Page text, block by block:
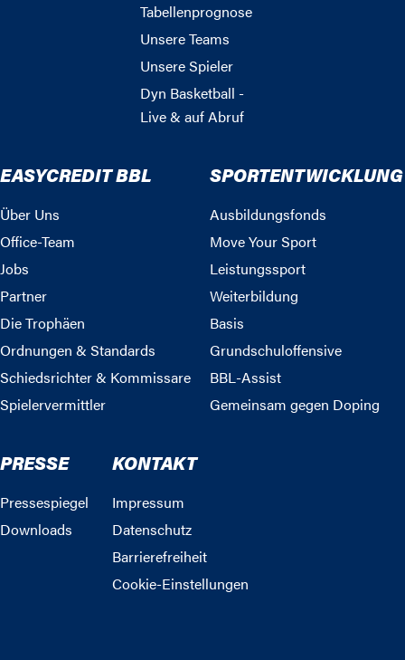
Tabellenprognose
Unsere Teams
Unsere Spieler
Dyn Basketball -
Live & auf Abruf
EASYCREDIT BBL
Über Uns
Office-Team
Jobs
Partner
Die Trophäen
Ordnungen & Standards
Schiedsrichter & Kommissare
Spielervermittler
SPORTENTWICKLUNG
Ausbildungsfonds
Move Your Sport
Leistungssport
Weiterbildung
Basis
Grundschuloffensive
BBL-Assist
Gemeinsam gegen Doping
PRESSE
Pressespiegel
Downloads
KONTAKT
Impressum
Datenschutz
Barrierefreiheit
Cookie-Einstellungen